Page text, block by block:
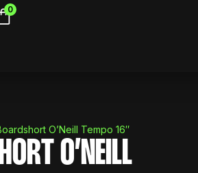
0
O’Neill Tempo 16″
O’NEILL